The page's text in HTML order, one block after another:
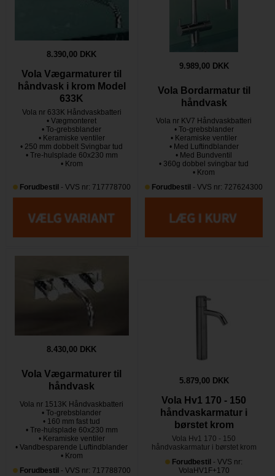
8.390,00 DKK
Vola Vægarmaturer til
håndvask i krom Model
633K
Vola nr 633K Håndvaskbatteri
• Vægmonteret
• To-grebsblander
• Keramiske ventiler
• 250 mm dobbelt Svingbar tud
• Tre-hulsplade 60x230 mm
• Krom
Forudbestil - VVS nr: 717778700
9.989,00 DKK
Vola Bordarmatur til
håndvask
Vola nr KV7 Håndvaskbatteri
• To-grebsblander
• Keramiske ventiler
• Med Luftindblander
• Med Bundventil
• 360g dobbel svingbar tud
• Krom
Forudbestil - VVS nr: 727624300
8.430,00 DKK
Vola Vægarmaturer til
håndvask
Vola nr 1513K Håndvaskbatteri
• To-grebsblander
• 160 mm fast tud
• Tre-hulsplade 60x230 mm
• Keramiske ventiler
• Vandbesparende Luftindblander
• Krom
Forudbestil - VVS nr: 717788700
5.879,00 DKK
Vola Hv1 170 - 150
håndvaskarmatur i
børstet krom
Vola Hv1 170 - 150
håndvaskarmatur i børstet krom
Forudbestil - VVS nr:
VolaHV1F+170